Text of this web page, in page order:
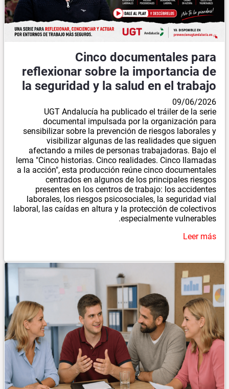
Cinco documentales para
reflexionar sobre la importancia de
la seguridad y la salud en el trabajo
09/06/2026
UGT Andalucía ha publicado el tráiler de la serie
documental impulsada por la organización para
sensibilizar sobre la prevención de riesgos laborales y
visibilizar algunas de las realidades que siguen
afectando a miles de personas trabajadoras. Bajo el
lema "Cinco historias. Cinco realidades. Cinco llamadas
a la acción", esta producción reúne cinco documentales
centrados en algunos de los principales riesgos
presentes en los centros de trabajo: los accidentes
laborales, los riesgos psicosociales, la seguridad vial
laboral, las caídas en altura y la protección de colectivos
especialmente vulnerables.
Leer más